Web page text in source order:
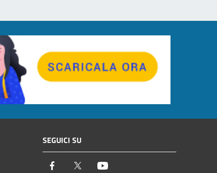
SEGUICI SU
Facebook Twitter